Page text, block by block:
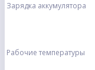
Зарядка аккумулятора
Рабочие температуры